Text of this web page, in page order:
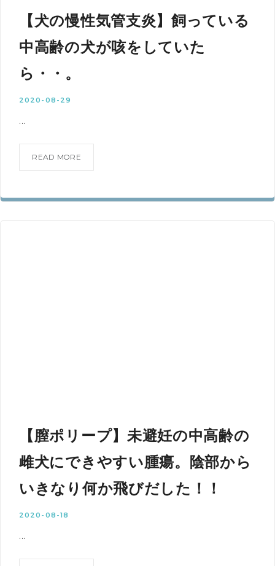
【犬の慢性気管支炎】飼っている
中高齢の犬が咳をしていた
ら・・。
2020-08-29
...
READ MORE
【膣ポリープ】未避妊の中高齢の
雌犬にできやすい腫瘍。陰部から
いきなり何か飛びだした！！
2020-08-18
...